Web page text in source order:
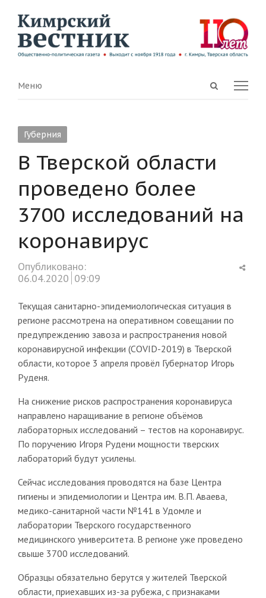
Open
Menu
Меню
Губерния
В Тверской области
проведено более
3700 исследований на
коронавирус
Опубликовано:
06.04.2020 09:09
Текущая санитарно-эпидемиологическая ситуация в
регионе рассмотрена на оперативном совещании по
предупреждению завоза и распространения новой
коронавирусной инфекции (COVID-2019) в Тверской
области, которое 3 апреля провёл Губернатор Игорь
Руденя.
На снижение рисков распространения коронавируса
направлено наращивание в регионе объёмов
лабораторных исследований – тестов на коронавирус.
По поручению Игоря Рудени мощности тверских
лабораторий будут усилены.
Сейчас исследования проводятся на базе Центра
гигиены и эпидемиологии и Центра им. В.П. Аваева,
медико-санитарной части №141 в Удомле и
лаборатории Тверского государственного
медицинского университета. В регионе уже проведено
свыше 3700 исследований.
Образцы обязательно берутся у жителей Тверской
области, приехавших из-за рубежа, с признаками